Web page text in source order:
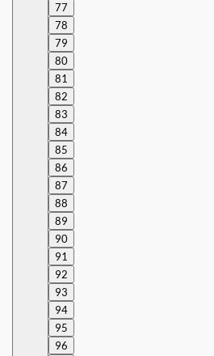
77
78
79
80
81
82
83
84
85
86
87
88
89
90
91
92
93
94
95
96